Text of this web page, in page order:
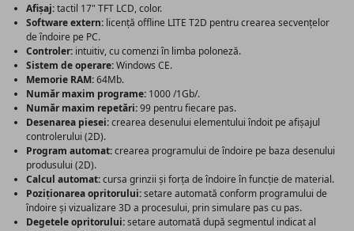
Afișaj:tactil 17" TFT LCD, color.
Software extern: licență offline LITE T2D pentru crearea secvențelor
de îndoire pe PC.
Controler: intuitiv, cu comenzi în limba poloneză.
Sistem de operare:Windows CE.
Memorie RAM:64Mb.
Număr maxim programe: 1000 /1Gb/.
Număr maxim repetări:99 pentru fiecare pas.
Desenarea piesei:crearea desenului elementului îndoit pe afișajul
controlerului (2D).
Program automat:crearea programului de îndoire pe baza desenului
produsului (2D).
Calcul automat:cursa grinzii și forța de îndoire în funcție de material.
Poziționarea opritorului:setare automată conform programului de
îndoire și vizualizare 3D a procesului, prin simulare pas cu pas.
Degetele opritorului:setare automată după segmentul indicat al